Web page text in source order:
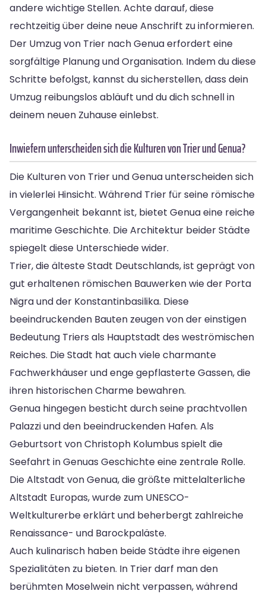
andere wichtige Stellen. Achte darauf, diese
rechtzeitig über deine neue Anschrift zu informieren.
Der Umzug von Trier nach Genua erfordert eine
sorgfältige Planung und Organisation. Indem du diese
Schritte befolgst, kannst du sicherstellen, dass dein
Umzug reibungslos abläuft und du dich schnell in
deinem neuen Zuhause einlebst.
Inwiefern unterscheiden sich die Kulturen von Trier und Genua?
Die Kulturen von Trier und Genua unterscheiden sich
in vielerlei Hinsicht. Während Trier für seine römische
Vergangenheit bekannt ist, bietet Genua eine reiche
maritime Geschichte. Die Architektur beider Städte
spiegelt diese Unterschiede wider.
Trier, die älteste Stadt Deutschlands, ist geprägt von
gut erhaltenen römischen Bauwerken wie der Porta
Nigra und der Konstantinbasilika. Diese
beeindruckenden Bauten zeugen von der einstigen
Bedeutung Triers als Hauptstadt des weströmischen
Reiches. Die Stadt hat auch viele charmante
Fachwerkhäuser und enge gepflasterte Gassen, die
ihren historischen Charme bewahren.
Genua hingegen besticht durch seine prachtvollen
Palazzi und den beeindruckenden Hafen. Als
Geburtsort von Christoph Kolumbus spielt die
Seefahrt in Genuas Geschichte eine zentrale Rolle.
Die Altstadt von Genua, die größte mittelalterliche
Altstadt Europas, wurde zum UNESCO-
Weltkulturerbe erklärt und beherbergt zahlreiche
Renaissance- und Barockpaläste.
Auch kulinarisch haben beide Städte ihre eigenen
Spezialitäten zu bieten. In Trier darf man den
berühmten Moselwein nicht verpassen, während